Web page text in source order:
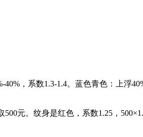
，系数1.3-1.4。蓝色青色：上浮
元。纹身是红色，系数1.25，